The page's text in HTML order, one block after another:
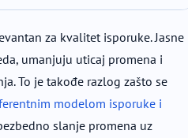
za kvalitet isporuke. Jasne
umanjuju uticaj promena i
To je takođe razlog zašto se
modelom isporuke i
slanje promena uz